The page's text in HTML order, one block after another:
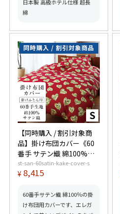
日本製 高級ホテル仕様 超長
綿
【同時購入 / 割引対象商
品】掛け布団カバー《60
番手 サテン織 綿100%》
シングル
st-san-60satin-kake-cover-s
¥ 8,415
60番手サテン織 綿100％の掛
け布団用カバーです、エレガ